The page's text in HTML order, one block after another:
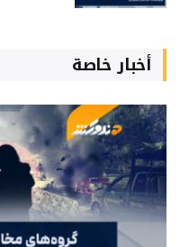
أخبار خاصة